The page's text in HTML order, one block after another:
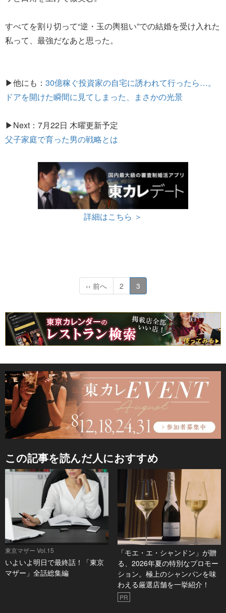
すべてを割り切って“逆・玉の輿狙い”での結婚を受け入れた
私って、最強だなあと思った。
▶他にも： 30億稼ぐ投資家の自宅に誘われて行ったら…。
ドアを開けた瞬間に見てしまった、まさかの光景
▶Next：7月22日 木曜更新予定
父子家庭で育った男の戦略とは
詳細はこちら ＞
‹‹ 前へ 2 3
この記事を読んだ人におすすめ
東京マザー Vol.15
いよいよ明日で最終話！「東京
マザー」全話総集編
「モエ・エ・シャンドン」が贈
る、2026年夏の特別なプロモー
ション。極上のシャンパンを味
わえる厳選店舗を一挙紹介！
PR